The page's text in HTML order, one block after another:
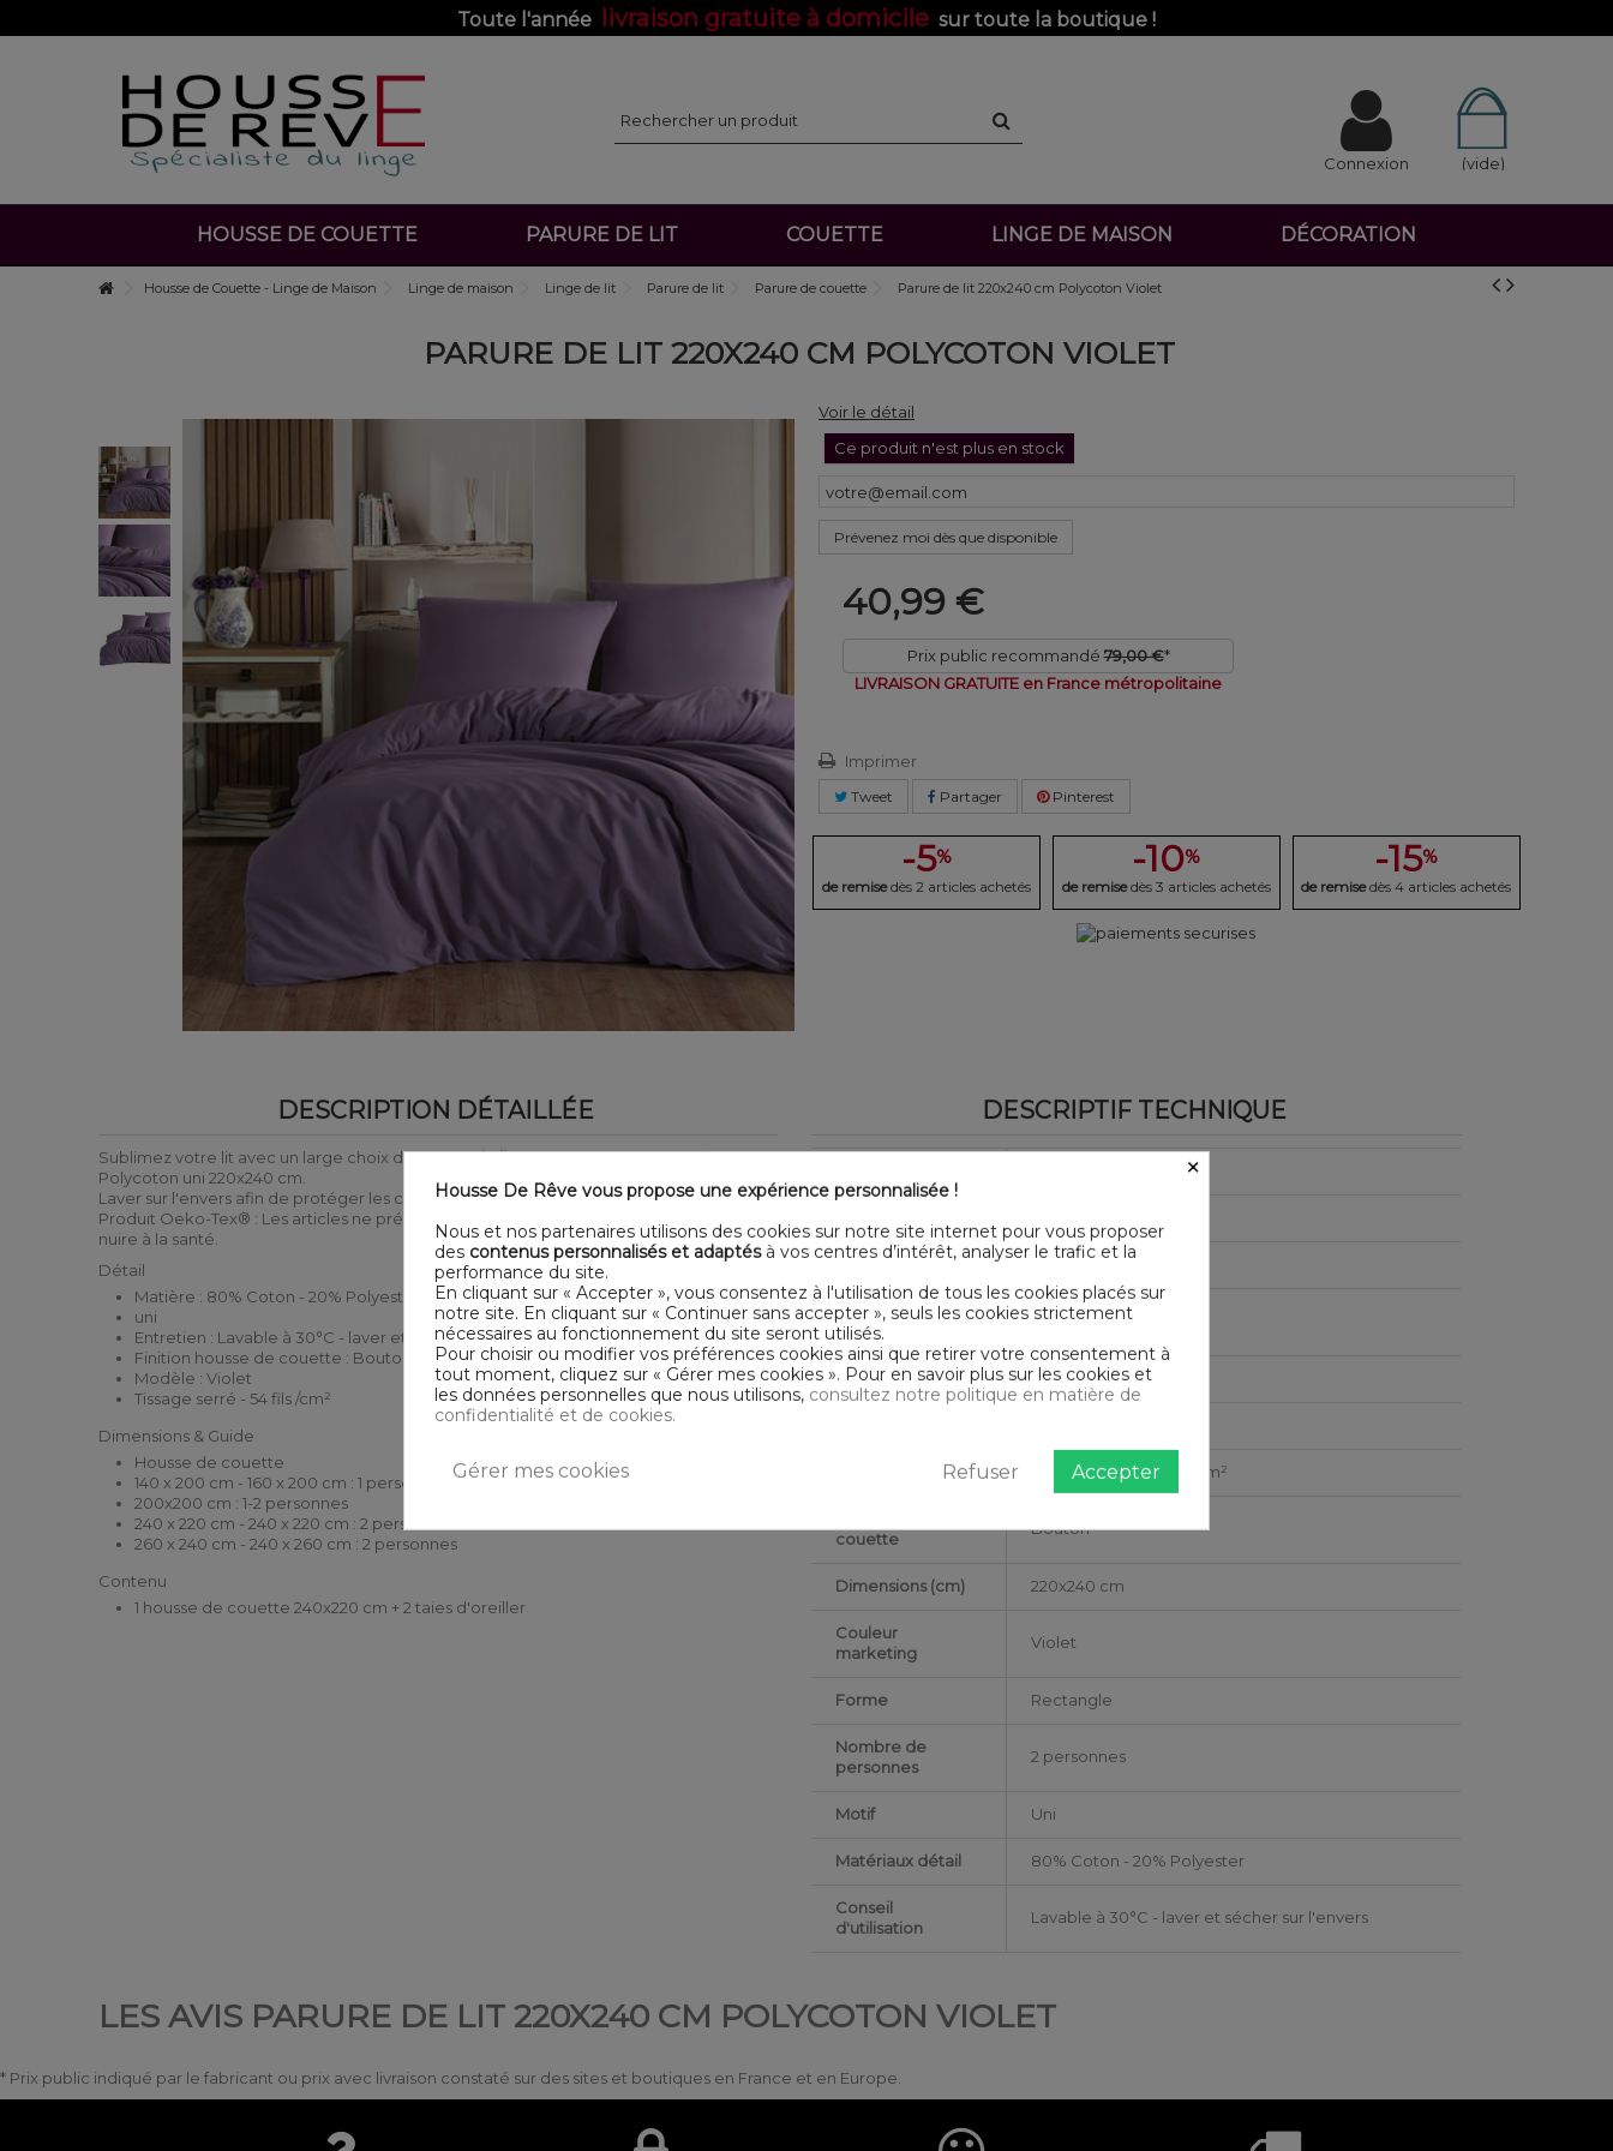
Toute l'année livraison gratuite à domicile sur toute la boutique !
(vide)
Connexion
HOUSSE DE COUETTE PARURE DE LIT COUETTE LINGE DE MAISON DÉCORATION
Housse de Couette - Linge de Maison Linge de maison Linge de lit Parure de lit Parure de couette Parure de lit 220x240 cm Polycoton Violet
PARURE DE LIT 220X240 CM POLYCOTON VIOLET
Voir le détail
Ce produit n'est plus en stock
Prévenez moi dès que disponible
40,99 €
Prix public recommandé 79,00 €*
LIVRAISON GRATUITE en France métropolitaine
Imprimer
Tweet Partager Pinterest
-5%
de remise dès 2 articles achetés
-10%
de remise dès 3 articles achetés
-15%
de remise dès 4 articles achetés
DESCRIPTION DÉTAILLÉE
Sublimez votre lit avec un large choix deParure de litsur Housse De Rêve. Parure de lit
Polycoton uni 220x240 cm.
Laver sur l'envers afin de protéger les couleurs
Produit Oeko-Tex® : Les articles ne présentent pas de substances nocives pouvant
nuire à la santé.
Détail
Matière : 80% Coton - 20% Polyester
uni
Entretien : Lavable à 30°C - laver et sécher sur l'envers
Finition housse de couette : Bouton
Modèle : Violet
Tissage serré - 54 fils /cm²
Dimensions & Guide
Housse de couette
140 x 200 cm - 160 x 200 cm : 1 personne
200x200 cm : 1-2 personnes
240 x 220 cm - 240 x 220 cm : 2 personnes
260 x 240 cm - 240 x 260 cm : 2 personnes
Contenu
1 housse de couette 240x220 cm + 2 taies d'oreiller
DESCRIPTIF TECHNIQUE
Matériaux Polycoton
Conseils
d'entretien
Lavable en machine
Type de public Adulte
Nombre de fils Tissage serré - 54 fils /cm²
couette
Bouton
Dimensions (cm) 220x240 cm
Couleur
marketing
Violet
Forme Rectangle
Nombre de
personnes
2 personnes
Motif Uni
Matériaux détail 80% Coton - 20% Polyester
Conseil
d'utilisation
Lavable à 30°C - laver et sécher sur l'envers
LES AVIS PARURE DE LIT 220X240 CM POLYCOTON VIOLET
* Prix public indiqué par le fabricant ou prix avec livraison constaté sur des sites et boutiques en France et en Europe.
×
Housse De Rêve vous propose une expérience personnalisée !
Nous et nos partenaires utilisons des cookies sur notre site internet pour vous proposer
des contenus personnalisés et adaptésà vos centres d’intérêt, analyser le trafic et la
performance du site.
En cliquant sur « Accepter », vous consentez à l'utilisation de tous les cookies placés sur
notre site. En cliquant sur « Continuer sans accepter », seuls les cookies strictement
nécessaires au fonctionnement du site seront utilisés.
Pour choisir ou modifier vos préférences cookies ainsi que retirer votre consentement à
tout moment, cliquez sur « Gérer mes cookies ». Pour en savoir plus sur les cookies et
les données personnelles que nous utilisons, consultez notre politique en matière de
confidentialité et de cookies.
Accepter
Refuser
Gérer mes cookies